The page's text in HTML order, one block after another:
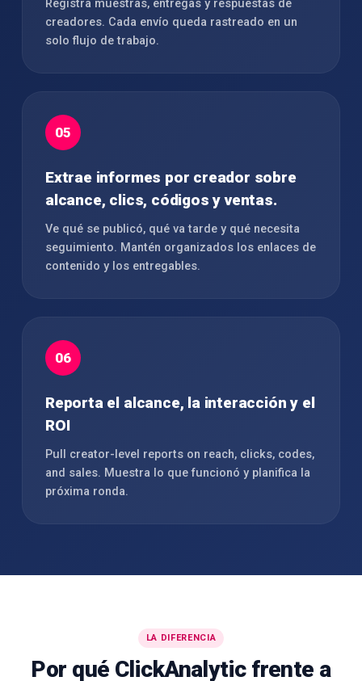
Registra muestras, entregas y respuestas de
creadores. Cada envío queda rastreado en un
solo flujo de trabajo.
05
Extrae informes por creador sobre
alcance, clics, códigos y ventas.
Ve qué se publicó, qué va tarde y qué necesita
seguimiento. Mantén organizados los enlaces de
contenido y los entregables.
06
Reporta el alcance, la interacción y el
ROI
Pull creator-level reports on reach, clicks, codes,
and sales. Muestra lo que funcionó y planifica la
próxima ronda.
LA DIFERENCIA
Por qué ClickAnalytic frente a